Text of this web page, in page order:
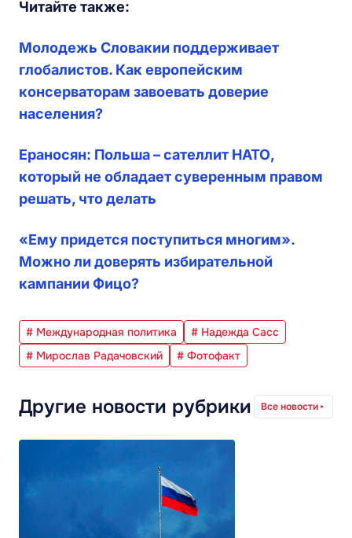
Читайте также:
Молодежь Словакии поддерживает
глобалистов. Как европейским
консерваторам завоевать доверие
населения?
Ераносян: Польша – сателлит НАТО,
который не обладает суверенным правом
решать, что делать
«Ему придется поступиться многим».
Можно ли доверять избирательной
кампании Фицо?
# Международная политика
# Надежда Сасс
# Мирослав Радачовский
# Фотофакт
Другие новости рубрики Все новости